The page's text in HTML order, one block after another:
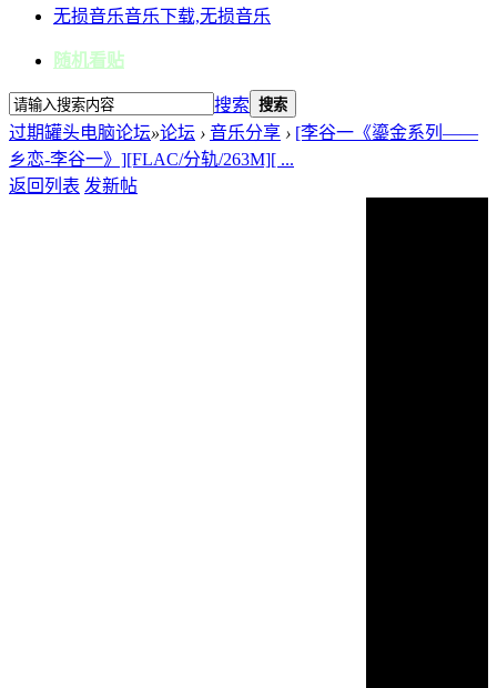
无损音乐音乐下载,无损音乐
随机看贴
搜索 搜索
过期罐头电脑论坛»论坛 › 音乐分享 › [李谷一《鎏金系列——
乡恋-李谷一》][FLAC/分轨/263M][ ...
返回列表 发新帖